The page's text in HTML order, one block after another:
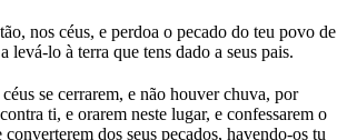
nos céus, e perdoa o pecado do teu povo de
levá-lo à terra que tens dado a seus pais.
se cerrarem, e não houver chuva, por
ti, e orarem neste lugar, e confessarem o
converterem dos seus pecados, havendo-os tu